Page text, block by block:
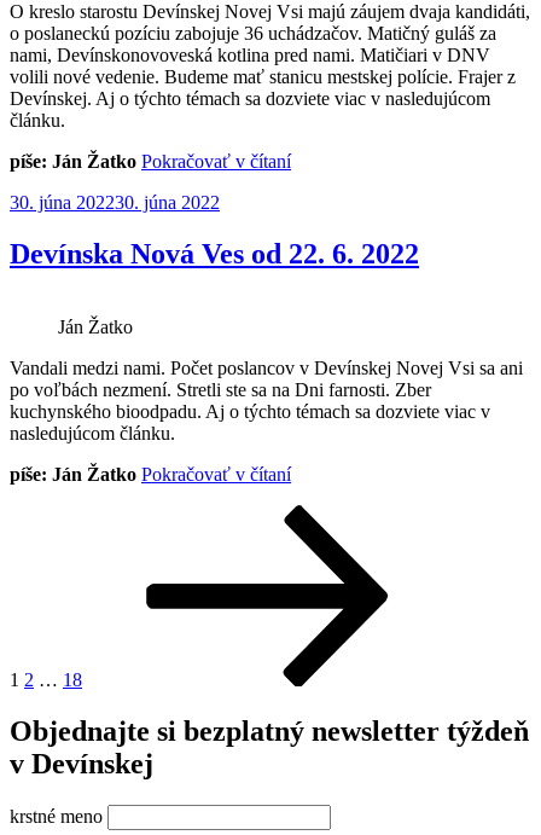
O kreslo starostu Devínskej Novej Vsi majú záujem dvaja kandidáti,
o poslaneckú pozíciu zabojuje 36 uchádzačov. Matičný guláš za
nami, Devínskonovoveská kotlina pred nami. Matičiari v DNV
volili nové vedenie. Budeme mať stanicu mestskej polície. Frajer z
Devínskej. Aj o týchto témach sa dozviete viac v nasledujúcom
článku.
píše: Ján Žatko Pokračovať v čítaní„Devínska
22.
8.
Publikované
30. júna 202230. júna 2022
Devínska Nová Ves od 22. 6. 2022
Ján Žatko
Vandali medzi nami. Počet poslancov v Devínskej Novej Vsi sa ani
po voľbách nezmení. Stretli ste sa na Dni farnosti. Zber
kuchynského bioodpadu. Aj o týchto témach sa dozviete viac v
nasledujúcom článku.
píše: Ján Žatko Pokračovať v čítaní„Devínska
Ves
od
6.
2022“
1 2 … 18
Objednajte si bezplatný newsletter týždeň
v Devínskej
krstné meno